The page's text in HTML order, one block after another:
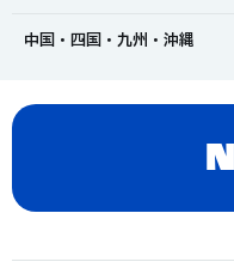
中国・四国・九州・沖縄